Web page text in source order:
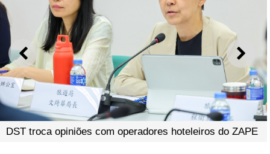
ANTERIOR
DST troca opiniões com operadores hoteleiros do ZAPE